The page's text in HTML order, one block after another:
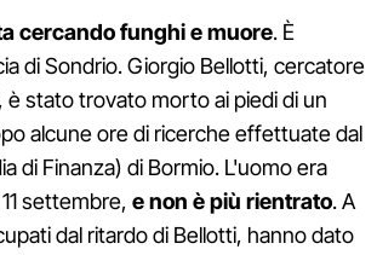
cercando funghi e muore. È
di Sondrio. Giorgio Bellotti, cercatore
stato trovato morto ai piedi di un
alcune ore di ricerche effettuate dal
di Finanza) di Bormio. L'uomo era
settembre, e non è più rientrato. A
dal ritardo di Bellotti, hanno dato